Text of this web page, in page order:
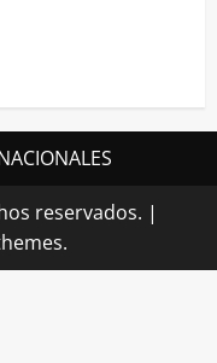
reservados. |